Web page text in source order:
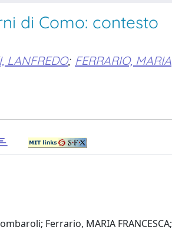
di Como: contesto
LANFREDO; FERRARIO, MARIA
Ferrario, MARIA FRANCESCA;